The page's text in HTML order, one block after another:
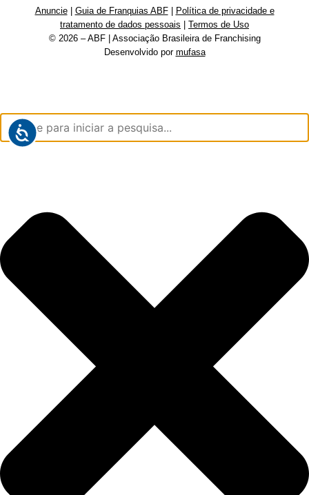
Anuncie| Guia de Franquias ABF|
Política de privacidade e
tratamento de dados pessoais
Termos de Uso
© 2026 – ABF | Associação Brasileira de Franchising
Desenvolvido por mufasa